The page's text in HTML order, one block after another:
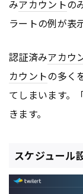
みアカウントの
ラートの例が表
認証済みアカウ
カウントの多く
てしまいます。
きます。
スケジュール